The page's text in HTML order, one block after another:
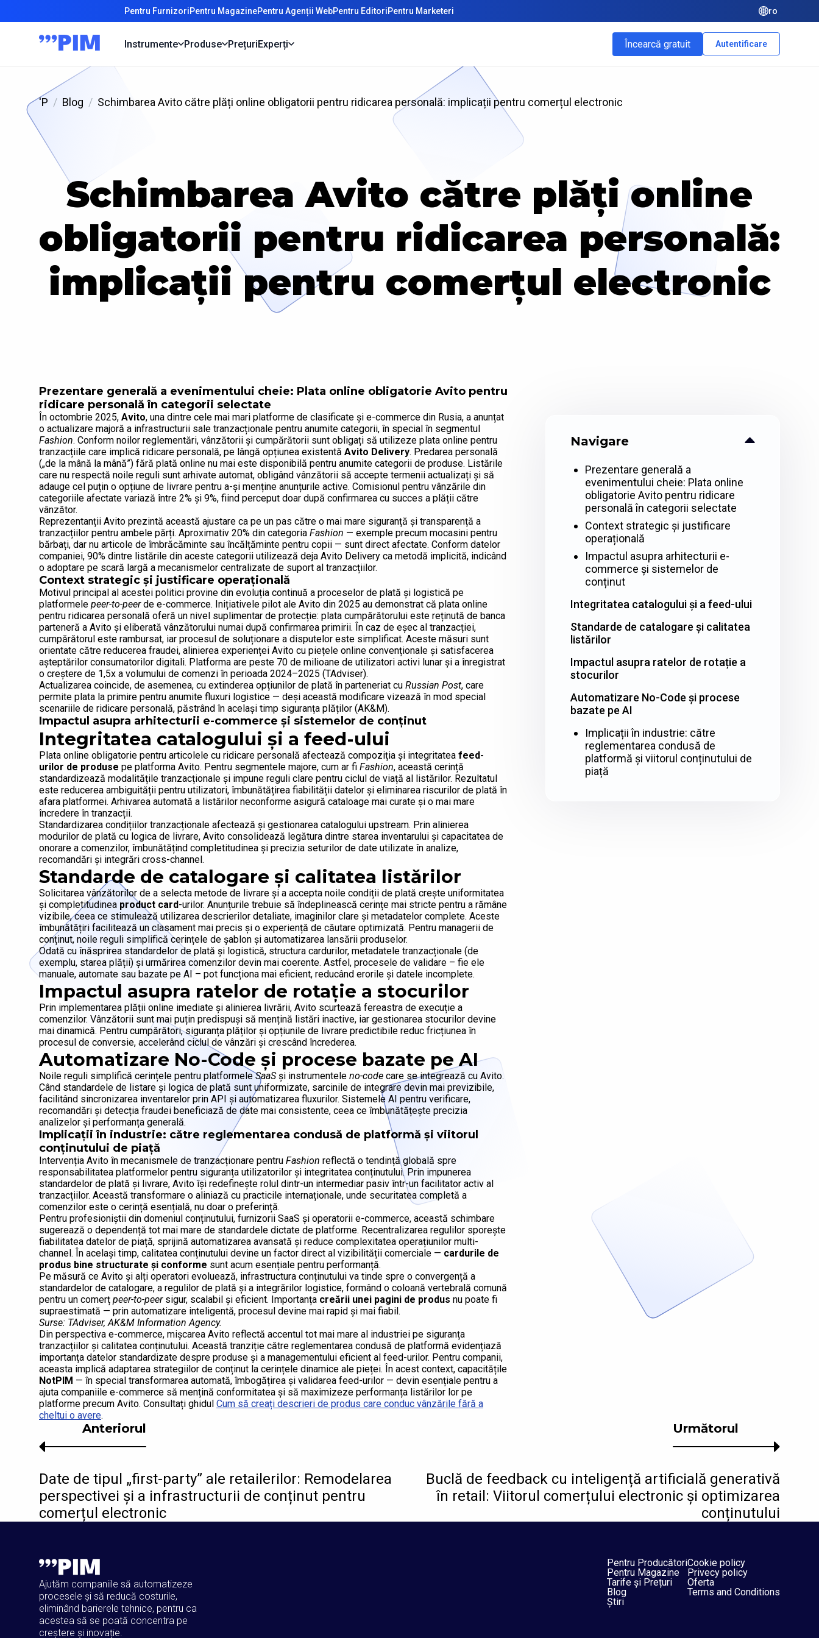
Pentru FurnizoriPentru MagazinePentru Agenții WebPentru EditoriPentru Marketeri ro
Instrumente Produse PrețuriExperți Încearcă gratuit Autentificare
'P Blog Schimbarea Avito către plăți online obligatorii pentru ridicarea personală: implicații pentru comerțul electronic
Schimbarea Avito către plăți online
obligatorii pentru ridicarea personală:
implicații pentru comerțul electronic
Prezentare generală a evenimentului cheie: Plata online obligatorie Avito pentru
ridicare personală în categorii selectate
În octombrie 2025, Avito, una dintre cele mai mari platforme de clasificate și e-commerce din Rusia, a anunțat
o actualizare majoră a infrastructurii sale tranzacționale pentru anumite categorii, în special în segmentul
Fashion. Conform noilor reglementări, vânzătorii și cumpărătorii sunt obligați să utilizeze plata online pentru
tranzacțiile care implică ridicare personală, pe lângă opțiunea existentă Avito Delivery. Predarea personală
(„de la mână la mână”) fără plată online nu mai este disponibilă pentru anumite categorii de produse. Listările
care nu respectă noile reguli sunt arhivate automat, obligând vânzătorii să accepte termenii actualizați și să
adauge cel puțin o opțiune de livrare pentru a-și menține anunțurile active. Comisionul pentru vânzările din
categoriile afectate variază între 2% și 9%, fiind perceput doar după confirmarea cu succes a plății către
vânzător.
Reprezentanții Avito prezintă această ajustare ca pe un pas către o mai mare siguranță și transparență a
tranzacțiilor pentru ambele părți. Aproximativ 20% din categoria Fashion — exemple precum mocasini pentru
bărbați, dar nu articole de îmbrăcăminte sau încălțăminte pentru copii — sunt direct afectate. Conform datelor
companiei, 90% dintre listările din aceste categorii utilizează deja Avito Delivery ca metodă implicită, indicând
o adoptare pe scară largă a mecanismelor centralizate de suport al tranzacțiilor.
Context strategic și justificare operațională
Motivul principal al acestei politici provine din evoluția continuă a proceselor de plată și logistică pe
platformele peer-to-peerde e-commerce. Inițiativele pilot ale Avito din 2025 au demonstrat că plata online
pentru ridicarea personală oferă un nivel suplimentar de protecție: plata cumpărătorului este reținută de banca
parteneră a Avito și eliberată vânzătorului numai după confirmarea primirii. În caz de eșec al tranzacției,
cumpărătorul este rambursat, iar procesul de soluționare a disputelor este simplificat. Aceste măsuri sunt
orientate către reducerea fraudei, alinierea experienței Avito cu piețele online convenționale și satisfacerea
așteptărilor consumatorilor digitali. Platforma are peste 70 de milioane de utilizatori activi lunar și a înregistrat
o creștere de 1,5x a volumului de comenzi în perioada 2024–2025 (TAdviser).
Actualizarea coincide, de asemenea, cu extinderea opțiunilor de plată în parteneriat cu Russian Post, care
permite plata la primire pentru anumite fluxuri logistice — deși această modificare vizează în mod special
scenariile de ridicare personală, păstrând în același timp siguranța plăților (AK&M).
Impactul asupra arhitecturii e-commerce și sistemelor de conținut
Integritatea catalogului și a feed-ului
Plata online obligatorie pentru articolele cu ridicare personală afectează compoziția și integritatea feed-
urilor de produse pe platforma Avito. Pentru segmentele majore, cum ar fi Fashion, această cerință
standardizează modalitățile tranzacționale și impune reguli clare pentru ciclul de viață al listărilor. Rezultatul
este reducerea ambiguității pentru utilizatori, îmbunătățirea fiabilității datelor și eliminarea riscurilor de plată în
afara platformei. Arhivarea automată a listărilor neconforme asigură cataloage mai curate și o mai mare
încredere în tranzacții.
Standardizarea condițiilor tranzacționale afectează și gestionarea catalogului upstream. Prin alinierea
modurilor de plată cu logica de livrare, Avito consolidează legătura dintre starea inventarului și capacitatea de
onorare a comenzilor, îmbunătățind completitudinea și precizia seturilor de date utilizate în analize,
recomandări și integrări cross-channel.
Standarde de catalogare și calitatea listărilor
Solicitarea vânzătorilor de a selecta metode de livrare și a accepta noile condiții de plată crește uniformitatea
și completitudinea product card-urilor. Anunțurile trebuie să îndeplinească cerințe mai stricte pentru a rămâne
vizibile, ceea ce stimulează utilizarea descrierilor detaliate, imaginilor clare și metadatelor complete. Aceste
îmbunătățiri facilitează un clasament mai precis și o experiență de căutare optimizată. Pentru managerii de
conținut, noile reguli simplifică cerințele de șablon și automatizarea lansării produselor.
Odată cu înăsprirea standardelor de plată și logistică, structura cardurilor, metadatele tranzacționale (de
exemplu, starea plății) și urmărirea comenzilor devin mai coerente. Astfel, procesele de validare – fie ele
manuale, automate sau bazate pe AI – pot funcționa mai eficient, reducând erorile și datele incomplete.
Impactul asupra ratelor de rotație a stocurilor
Prin implementarea plății online imediate și alinierea livrării, Avito scurtează fereastra de execuție a
comenzilor. Vânzătorii sunt mai puțin predispuși să mențină listări inactive, iar gestionarea stocurilor devine
mai dinamică. Pentru cumpărători, siguranța plăților și opțiunile de livrare predictibile reduc fricțiunea în
procesul de conversie, accelerând ciclul de vânzări și crescând încrederea.
Automatizare No-Code și procese bazate pe AI
Noile reguli simplifică cerințele pentru platformeleSaaSși instrumentele no-code care se integrează cu Avito.
Când standardele de listare și logica de plată sunt uniformizate, sarcinile de integrare devin mai previzibile,
facilitând sincronizarea inventarelor prin API și automatizarea fluxurilor. Sistemele AI pentru verificare,
recomandări și detecția fraudei beneficiază de date mai consistente, ceea ce îmbunătățește precizia
analizelor și performanța generală.
Implicații în industrie: către reglementarea condusă de platformă și viitorul
conținutului de piață
Intervenția Avito în mecanismele de tranzacționare pentru Fashion reflectă o tendință globală spre
responsabilitatea platformelor pentru siguranța utilizatorilor și integritatea conținutului. Prin impunerea
standardelor de plată și livrare, Avito își redefinește rolul dintr-un intermediar pasiv într-un facilitator activ al
tranzacțiilor. Această transformare o aliniază cu practicile internaționale, unde securitatea completă a
comenzilor este o cerință esențială, nu doar o preferință.
Pentru profesioniștii din domeniul conținutului, furnizorii SaaS și operatorii e-commerce, această schimbare
sugerează o dependență tot mai mare de standardele dictate de platforme. Recentralizarea regulilor sporește
fiabilitatea datelor de piață, sprijină automatizarea avansată și reduce complexitatea operațiunilor multi-
channel. În același timp, calitatea conținutului devine un factor direct al vizibilității comerciale — cardurile de
produs bine structurate și conforme sunt acum esențiale pentru performanță.
Pe măsură ce Avito și alți operatori evoluează, infrastructura conținutului va tinde spre o convergență a
standardelor de catalogare, a regulilor de plată și a integrărilor logistice, formând o coloană vertebrală comună
pentru un comerț peer-to-peersigur, scalabil și eficient. Importanța creării unei pagini de produs nu poate fi
supraestimată — prin automatizare inteligentă, procesul devine mai rapid și mai fiabil.
Surse: TAdviser, AK&M Information Agency.
Din perspectiva e-commerce, mișcarea Avito reflectă accentul tot mai mare al industriei pe siguranța
tranzacțiilor și calitatea conținutului. Această tranziție către reglementarea condusă de platformă evidențiază
importanța datelor standardizate despre produse și a managementului eficient al feed-urilor. Pentru companii,
aceasta implică adaptarea strategiilor de conținut la cerințele dinamice ale pieței. În acest context, capacitățile
NotPIM — în special transformarea automată, îmbogățirea și validarea feed-urilor — devin esențiale pentru a
ajuta companiile e-commerce să mențină conformitatea și să maximizeze performanța listărilor lor pe
platforme precum Avito. Consultați ghidul Cum să creați descrieri de produs care conduc vânzările fără a
cheltui o avere.
Navigare
Prezentare generală a
evenimentului cheie: Plata online
obligatorie Avito pentru ridicare
personală în categorii selectate
Context strategic și justificare
operațională
Impactul asupra arhitecturii e-
commerce și sistemelor de
conținut
Integritatea catalogului și a feed-ului
Standarde de catalogare și calitatea
listărilor
Impactul asupra ratelor de rotație a
stocurilor
Automatizare No-Code și procese
bazate pe AI
Implicații în industrie: către
reglementarea condusă de
platformă și viitorul conținutului de
piață
Următorul
Buclă de feedback cu inteligență artificială generativă
în retail: Viitorul comerțului electronic și optimizarea
conținutului
Anteriorul
Date de tipul „first-party” ale retailerilor: Remodelarea
perspectivei și a infrastructurii de conținut pentru
comerțul electronic
Ajutăm companiile să automatizeze
procesele și să reducă costurile,
eliminând barierele tehnice, pentru ca
acestea să se poată concentra pe
creștere și inovație.
Pentru Producători
Pentru Magazine
Tarife și Prețuri
Blog
Știri
Cookie policy
Privecy policy
Oferta
Terms and Conditions